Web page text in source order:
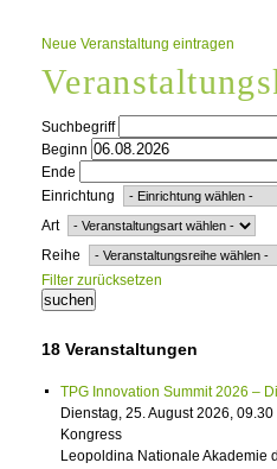
Neue Veranstaltung eintragen
Suchbegriff
Beginn
Ende
Einrichtung
Art
Reihe
Filter zurücksetzen
18 Veranstaltungen
TPG Innovation Summit 2026 –
Dienstag, 25. August 2026,
Kongress
Leopoldina Nationale Akademie